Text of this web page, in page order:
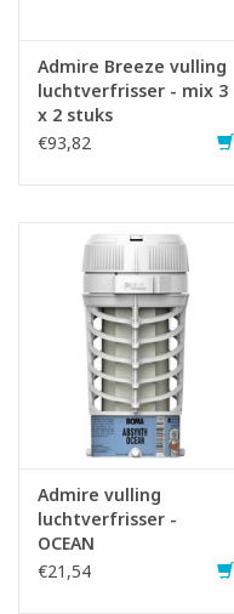
Admire Breeze vulling
luchtverfrisser - mix 3
x 2 stuks
€93,82
Admire vulling
luchtverfrisser -
OCEAN
€21,54